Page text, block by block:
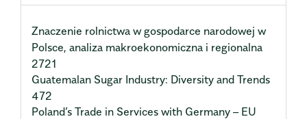
Znaczenie rolnictwa w gospodarce narodowej w
Polsce, analiza makroekonomiczna i regionalna
2721
Guatemalan Sugar Industry: Diversity and Trends
472
Poland’s Trade in Services with Germany – EU